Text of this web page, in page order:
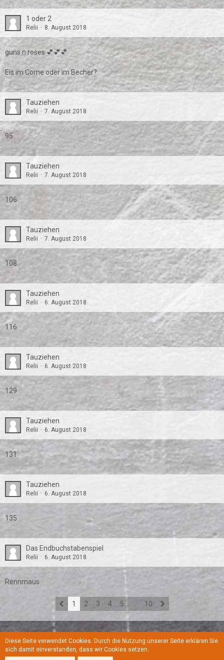
1 oder 2
Relii 8. August 2018
guns n roses 💕💕💕
Eis im Corne oder im Becher?
Tauziehen
Relii 7. August 2018
95
Tauziehen
Relii 7. August 2018
106
Tauziehen
Relii 7. August 2018
108
Tauziehen
Relii 6. August 2018
116
Tauziehen
Relii 6. August 2018
129
Tauziehen
Relii 6. August 2018
131
Tauziehen
Relii 6. August 2018
135
Das Endbuchstabenspiel
Relii 6. August 2018
Rennmaus
1 2 3 4 5 10
Regeln Datenschutzerklärung Kontakt
Diese Seite verwendet Cookies. Durch die Nutzung unserer Seite erklären Sie
sich damit einverstanden, dass wir Cookies setzen.